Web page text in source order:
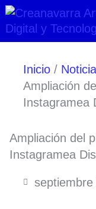
Ir
al
contenido
Inicio
Ampliación
Instagramea
Ampliación del
Instagramea